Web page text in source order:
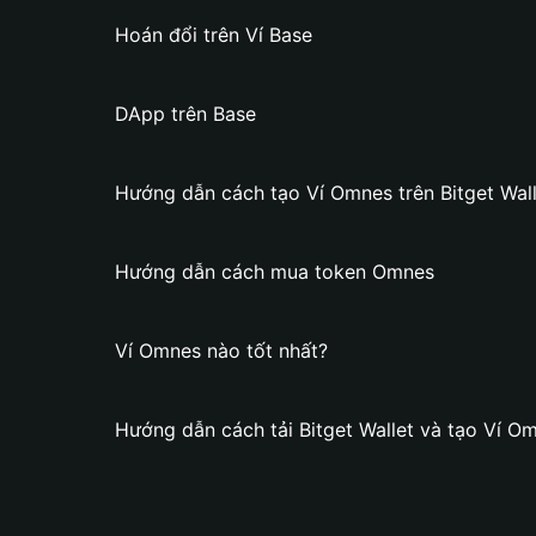
Hoán đổi trên Ví Base
DApp trên Base
Hướng dẫn cách tạo Ví Omnes trên Bitget
Hướng dẫn cách mua token Omnes
Ví Omnes nào tốt nhất?
Hướng dẫn cách tải Bitget Wallet và tạo Ví